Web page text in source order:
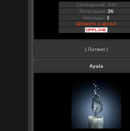
Сообщений: 640
Репутация: 36
Награды:1
Добавить в друзья
( Латвия )
Ayala